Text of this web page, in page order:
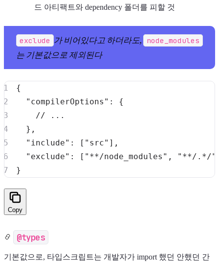
드 아티팩트와 dependency 폴더를 피할 것
exclude 가 비어있다고 하더라도, node_modules
는 기본값으로 제외된다
{
"compilerOptions" :
{
// ...
} ,
"include" : [ "src" ] ,
"exclude" : [ "**/node_modules" , "**/.*/"
}
Copy
@types
기본값으로, 타입스크립트는 개발자가 import 했던 안했던 간